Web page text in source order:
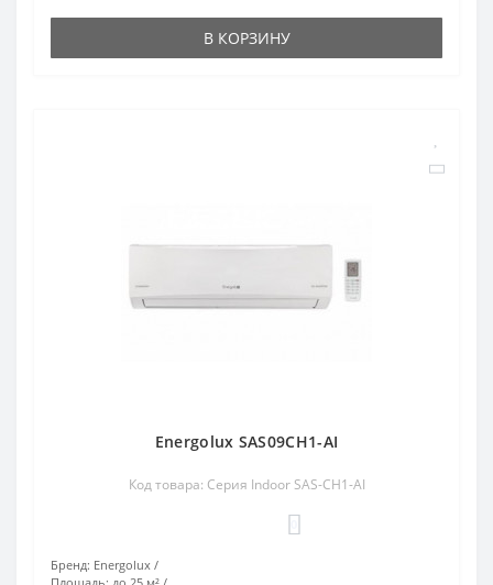
В КОРЗИНУ
Energolux SAS09CH1-AI
Код товара: Серия Indoor SAS-CH1-AI
Бренд: Energolux